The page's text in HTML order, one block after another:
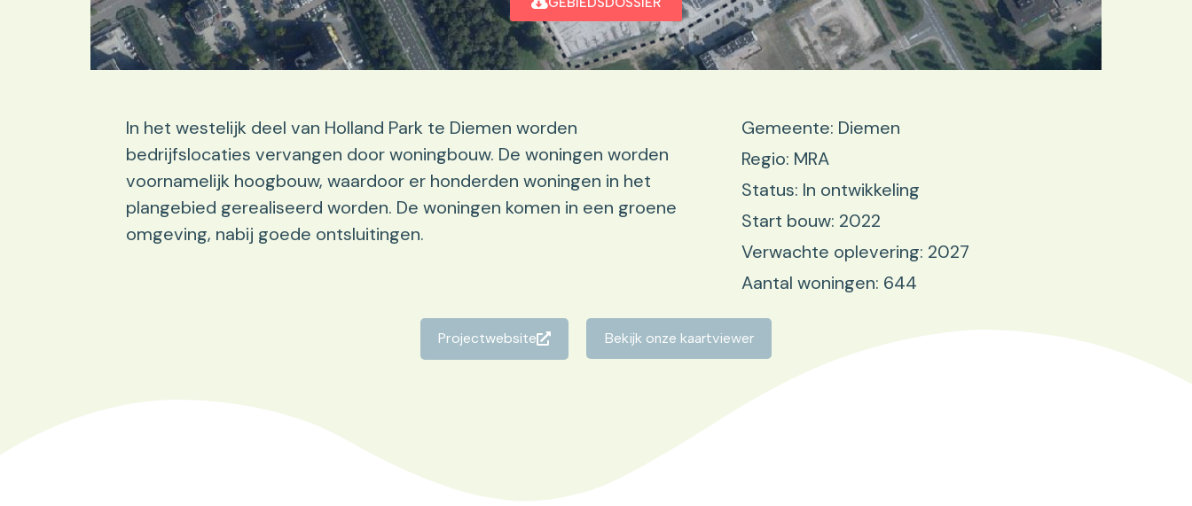
In het westelijk deel van Holland Park te Diemen worden
bedrijfslocaties vervangen door woningbouw. De woningen worden
voornamelijk hoogbouw, waardoor er honderden woningen in het
plangebied gerealiseerd worden. De woningen komen in een groene
omgeving, nabij goede ontsluitingen.
Gemeente: Diemen
Regio: MRA
Status: In ontwikkeling
Start bouw: 2022
Verwachte oplevering: 2027
Aantal woningen: 644
Projectwebsite Bekijk onze kaartviewer